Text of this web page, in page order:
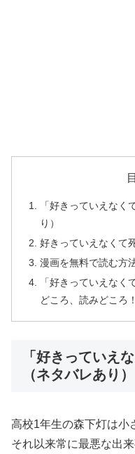
「好きっていえなく
り）
好きっていえなくて
漫画を無料で読む方
「好きっていえな
どころ、読みどころ！
「好きっていえ
（ネタバレあり）
高校1年生の森下灯は小
それ以来常に最悪な出